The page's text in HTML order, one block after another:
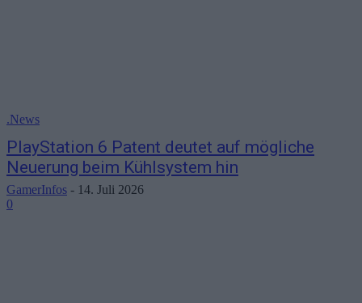
.News
PlayStation 6 Patent deutet auf mögliche
Neuerung beim Kühlsystem hin
GamerInfos - 14. Juli 2026
0